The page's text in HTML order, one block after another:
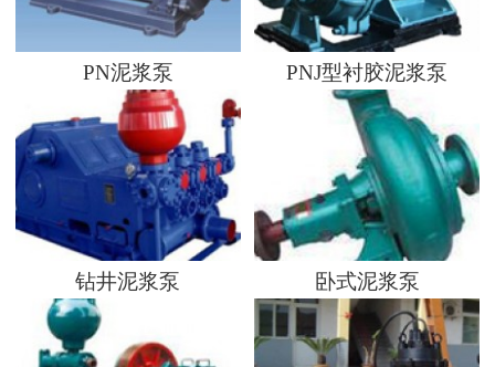
PN泥浆泵 PNJ型衬胶泥浆泵
钻井泥浆泵 卧式泥浆泵